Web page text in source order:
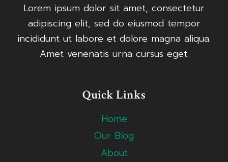
Lorem ipsum dolor sit amet, consectetur
adipiscing elit, sed do eiusmod tempor
incididunt ut labore et dolore magna aliqua.
Amet venenatis urna cursus eget.
Quick Links
Home
Our Blog
About